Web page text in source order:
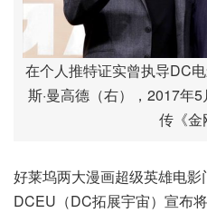
在个人推特证实曾执导DC
斯·曼高德（右），2017年
传《金
好莱坞两大漫画超级英雄电
DCEU（DC拓展宇宙）宣布